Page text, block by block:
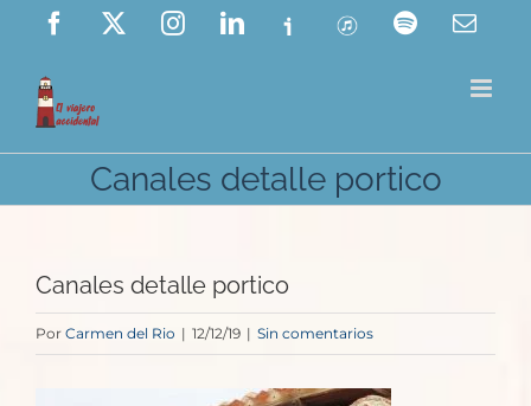
Saltar
contenido
Facebook InstagramLinkedIn
Ivoox ITunes Spotify
Canales detalle portico
Canales detalle portico
Por Carmen del Rio | 12/12/19 | Sin comentarios